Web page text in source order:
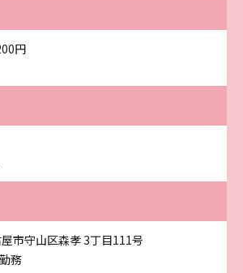
円
市守山区森孝 3丁目111号
務